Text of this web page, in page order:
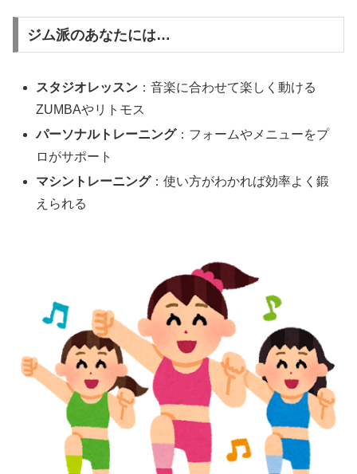
ジム派のあなたには…
スタジオレッスン ：音楽に合わせて楽しく動ける
ZUMBAやリトモス
パーソナルトレーニング：フォームやメニューをプ
ロがサポート
マシントレーニング：使い方がわかれば効率よく鍛
えられる